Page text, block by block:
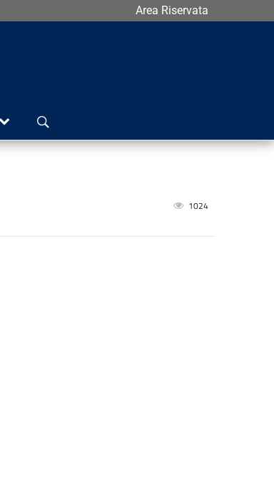
Area Riservata
Cerca
1024